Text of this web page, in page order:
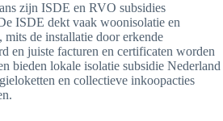
zijn ISDE en RVO subsidies
ISDE dekt vaak woonisolatie en
mits de installatie door erkende
en juiste facturen en certificaten worden
bieden lokale isolatie subsidie Nederland
en collectieve inkoopacties